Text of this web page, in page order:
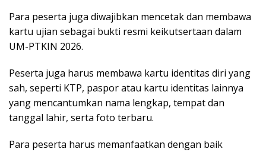
Para peserta juga diwajibkan mencetak dan membawa
kartu ujian sebagai bukti resmi keikutsertaan dalam
UM-PTKIN 2026.
Peserta juga harus membawa kartu identitas diri yang
sah, seperti KTP, paspor atau kartu identitas lainnya
yang mencantumkan nama lengkap, tempat dan
tanggal lahir, serta foto terbaru.
Para peserta harus memanfaatkan dengan baik